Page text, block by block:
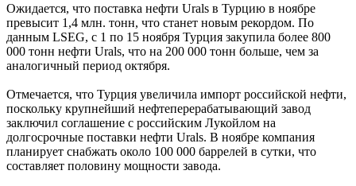
Ожидается, что поставка нефти Urals в Турцию в ноябре
превысит 1,4 млн. тонн, что станет новым рекордом. По
данным LSEG, с 1 по 15 ноября Турция закупила более 800
000 тонн нефти Urals, что на 200 000 тонн больше, чем за
аналогичный период октября.
Отмечается, что Турция увеличила импорт российской нефти,
поскольку крупнейший нефтеперерабатывающий завод
заключил соглашение с российским Лукойлом на
долгосрочные поставки нефти Urals. В ноябре компания
планирует снабжать около 100 000 баррелей в сутки, что
составляет половину мощности завода.